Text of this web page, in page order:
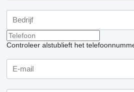
Controleer alstublieft het